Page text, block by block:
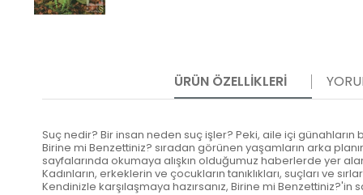
ÜRÜN ÖZELLIKLERI
Suç nedir? Bir insan neden suç işler? Peki, aile içi
Birine mi Benzettiniz? sıradan görünen yaşamların arka
sayfalarında okumaya alışkın olduğumuz haberlerde yer
Kadınların, erkeklerin ve çocukların tanıklıkları, suçları ve
Kendinizle karşılaşmaya hazırsanız, Birine mi Benzettiniz?'in